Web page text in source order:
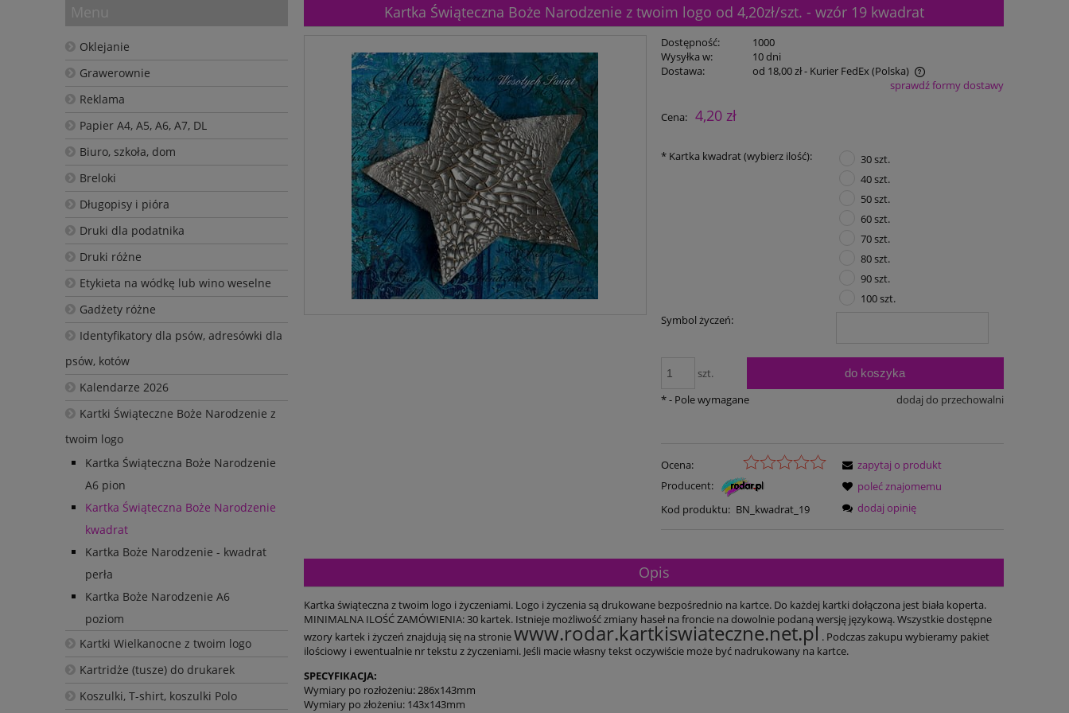
Menu
Oklejanie
Grawerownie
Reklama
Papier A4, A5, A6, A7, DL
Biuro, szkoła, dom
Breloki
Długopisy i pióra
Druki dla podatnika
Druki różne
Etykieta na wódkę lub wino weselne
Gadżety różne
Identyfikatory dla psów, adresówki dla
psów, kotów
Kalendarze 2026
Kartki Świąteczne Boże Narodzenie z
twoim logo
Kartka Świąteczna Boże Narodzenie
A6 pion
Kartka Świąteczna Boże Narodzenie
kwadrat
Kartka Boże Narodzenie - kwadrat
perła
Kartka Boże Narodzenie A6
poziom
Kartki Wielkanocne z twoim logo
Kartridże (tusze) do drukarek
Koszulki, T-shirt, koszulki Polo
Kartka Świąteczna Boże Narodzenie z twoim logo od 4,20zł/szt. - wzór 19 kwadrat
Dostępność:
1000
Wysyłka w:
10 dni
Dostawa:
od 18,00 zł- Kurier FedEx (Polska)
płatności
sprawdź formy dostawy
Cena: 4,20 zł
* Kartka kwadrat (wybierz ilość):
30 szt.
40 szt.
50 szt.
60 szt.
70 szt.
80 szt.
90 szt.
100 szt.
Symbol życzeń:
szt. do koszyka
dodaj do przechowalni
*- Pole wymagane
Ocena:
Producent:
Kod produktu: BN_kwadrat_19
zapytaj o produkt
poleć znajomemu
dodaj opinię
Opis
Kartka świąteczna z twoim logo i życzeniami. Logo i życzenia są drukowane bezpośrednio na kartce. Do każdej kartki dołączona jest biała koperta.
MINIMALNA ILOŚĆ ZAMÓWIENIA: 30 kartek. Istnieje możliwość zmiany haseł na froncie na dowolnie podaną wersję językową. Wszystkie dostępne
wzory kartek i życzeń znajdują się na stroniewww.rodar.kartkiswiateczne.net.pl . Podczas zakupu wybieramy pakiet
ilościowy i ewentualnie nr tekstu z życzeniami. Jeśli macie własny tekst oczywiście może być nadrukowany na kartce.
SPECYFIKACJA:
Wymiary po rozłożeniu: 286x143mm
Wymiary po złożeniu: 143x143mm